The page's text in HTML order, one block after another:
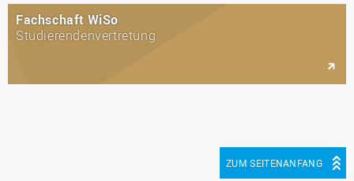
Fachschaft WiSo
Studierendenvertretung
ZUM SEITENANFANG